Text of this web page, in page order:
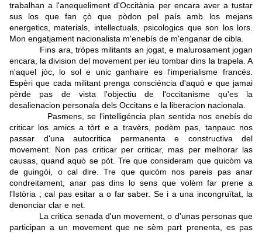
trabalhan a l'anequeliment d'Occitània per encara aver a tustar
sus los que fan çò que pòdon pel país amb los mejans
energetics, materials, intellectuals, psicologics que son los lors.
Mon engatjament nacionalista m'enebís de m'enganar de cibla.
Fins ara, tròpes militants an jogat, e malurosament jogan
encara, la division del movement per ieu tombar dins la trapela. A
n'aquel jòc, lo sol e unic ganhaire es l'imperialisme francés.
Espèri que cada militant prenga consciéncia d'aquò e que jamai
pèrde pas de vista l'objectiu de l'occitanisme qu'es la
desalienacion personala dels Occitans e la liberacion nacionala.
Pasmens, se l'intelligéncia plan sentida nos enebís de
criticar los amics a tòrt e a travèrs, podèm pas, tanpauc nos
passar d'una autocritica permanenta e constructiva del
movement. Non pas criticar per criticar, mas per melhorar las
causas, quand aquò se pòt. Tre que consideram que quicòm va
de guingòi, o cal dire. Tre que quicòm nos pareis pas anar
condreitament, anar pas dins lo sens que volèm far prene a
l'Istòria ; cal pas esitar a o far saber. Se i a una incongruïtat, la
denonciar clar e net.
La critica senada d'un movement, o d'unas personas que
participan a un movement que ne sèm part prenenta, es pas